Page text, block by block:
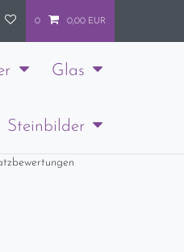
0 0,00 EUR
Glas
Steinbilder